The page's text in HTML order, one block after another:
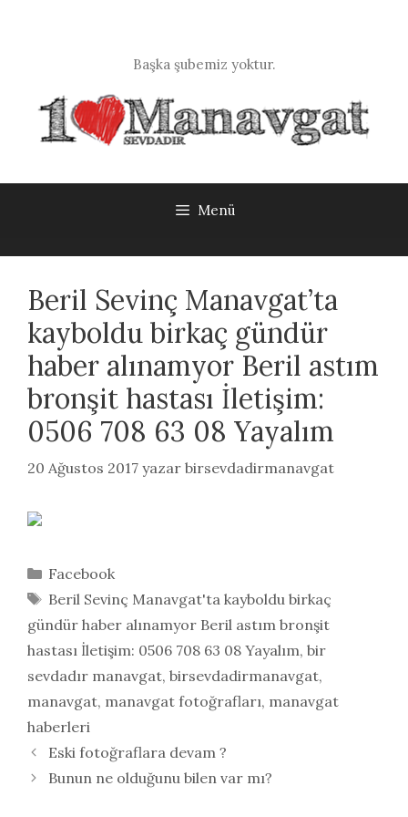
Başka şubemiz yoktur.
Menü
Beril Sevinç Manavgat’ta
kayboldu birkaç gündür
haber alınamyor Beril astım
bronşit hastası İletişim:
0506 708 63 08 Yayalım
20 Ağustos 2017 yazar birsevdadirmanavgat
Kategoriler
Facebook
Etiketler
Beril Sevinç Manavgat'ta kayboldu birkaç
gündür haber alınamyor Beril astım bronşit
hastası İletişim: 0506 708 63 08 Yayalım, bir
sevdadır manavgat, birsevdadirmanavgat,
manavgat, manavgat fotoğrafları, manavgat
haberleri
Eski fotoğraflara devam ?
Bunun ne olduğunu bilen var mı?